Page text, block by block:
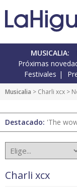
MUSICALIA:
Próximas
Festivales
Musicalia > Charli xcx >
Destacado: 'The
Charli xcx